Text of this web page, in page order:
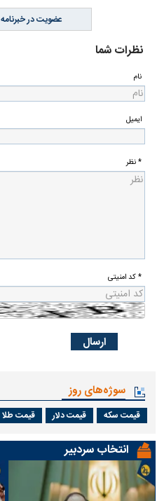
عضویت در خبرنامه
نظرات شما
نام
ایمیل
* نظر
* کد امنیتی
سوژه‌های روز
قیمت سکه قیمت دلار قیمت طلا
انتخاب سردبیر